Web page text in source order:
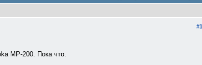
#1
МР-200. Пока что.